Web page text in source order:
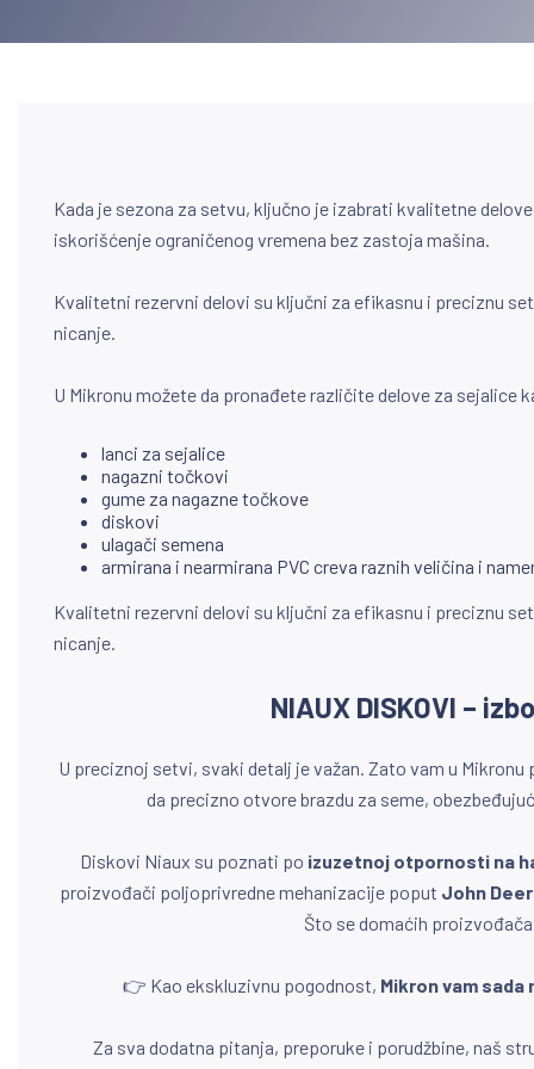
Kada je sezona za setvu, ključno je izabrati kvalitetne
iskorišćenje ograničenog vremena bez zastoja mašina.
Kvalitetni rezervni delovi su ključni za efikasnu i preciznu
nicanje.
U Mikronu možete da pronađete različite delove za sejalice
lanci za sejalice
nagazni točkovi
gume za nagazne točkove
diskovi
ulagači semena
armirana i nearmirana PVC creva raznih veličina i
Kvalitetni rezervni delovi su ključni za efikasnu i preciznu
nicanje.
NIAUX DISKOVI –
U preciznoj setvi, svaki detalj je važan. Zato vam u
da precizno otvore brazdu za seme,
Diskovi Niaux su poznati po izuzetnoj otpornosti na
proizvođači poljoprivredne mehanizacije poput John
Što se domaćih
👉 Kao ekskluzivnu pogodnost, Mikron vam sada
Za sva dodatna pitanja, preporuke i porudžbine, naš